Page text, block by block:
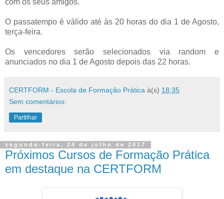
O passatempo é válido até às 20 horas do dia 1 de Agosto,
terça-feira.
Os vencedores serão selecionados via random e
anunciados no dia 1 de Agosto depois das 22 horas.
CERTFORM - Escola de Formação Prática à(s) 18:35
Sem comentários:
Partilhar
segunda-feira, 24 de julho de 2017
Próximos Cursos de Formação Prática
em destaque na CERTFORM